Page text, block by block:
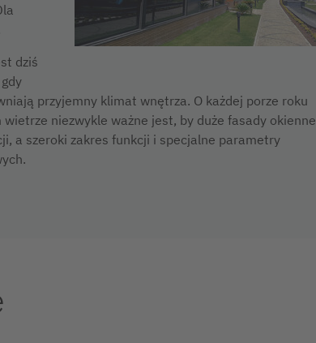
dziś
przyjemny klimat wnętrza. O każdej porze roku
niezwykle ważne jest, by duże fasady okienne
a szeroki zakres funkcji i specjalne parametry